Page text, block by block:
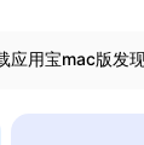
应用宝mac版发